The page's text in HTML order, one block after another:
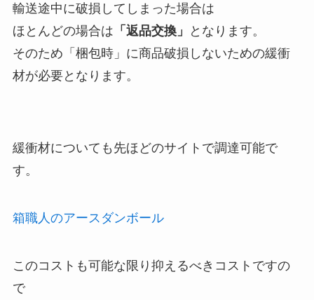
輸送途中に破損してしまった場合は
ほとんどの場合は 「返品交換」
となります。
そのため 「梱包時」に商品破損しないための緩衝
材が必要となります。
緩衝材についても先ほどのサイトで調達可能で
す。
箱職人のアースダンボール
このコストも可能な限り抑えるべきコストですの
で